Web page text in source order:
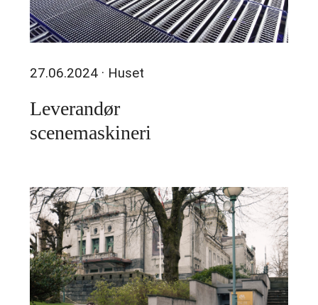
27.06.2024 · Huset
Leverandør
scenemaskineri